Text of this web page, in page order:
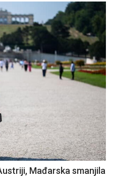
Mađarska smanjila